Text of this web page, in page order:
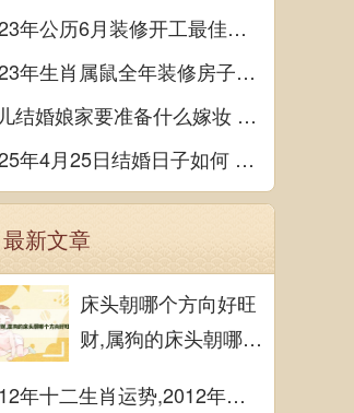
2023年公历6月装修开工最佳日期 6月装修新房最旺黄道吉日
2023年生肖属鼠全年装修房子的大吉日子 开工黄道吉日一览表
女儿结婚娘家要准备什么嫁妆 超全的女方陪嫁清单
2025年4月25日结婚日子如何 是办喜酒好日子吗
最新文章
床头朝哪个方向好旺
财,属狗的床头朝哪个
2012年十二生肖运势,2012年十二生肖运势详解